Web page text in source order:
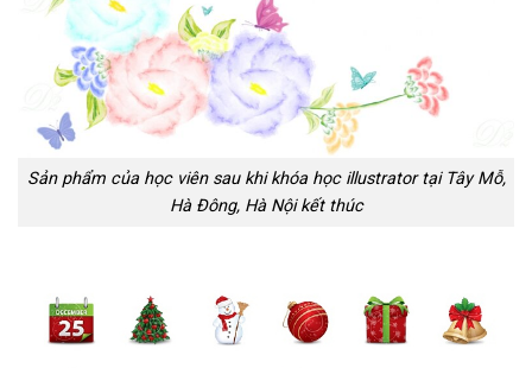
Sản phẩm của học viên sau khi khóa học illustrator tại Tây Mỗ,
Hà Đông, Hà Nội kết thúc